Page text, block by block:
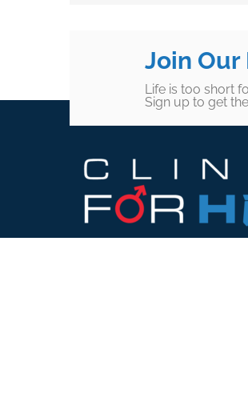
Join
Life is too short
Sign up to get